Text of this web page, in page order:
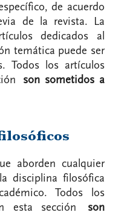
de acuerdo
de la revista. La
dedicados al
temática puede ser
Todos los artículos
son sometidos a
aborden cualquier
disciplina filosófica
Todos los
esta sección son